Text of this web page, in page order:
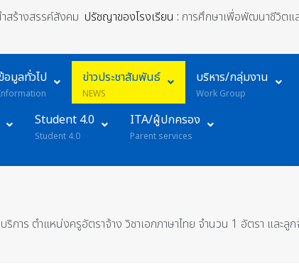
สร้างสรรค์สังคม ปรัชญาของโรงเรียน : การศึกษาเพื่อพัฒนาชีวิตแ
อมูลทั่วไป ข่าวประชาสัมพันธ์
NEWS
บริหาร/กลุ่มงาน
Work Group
Student 4.0
Student 4.0
ITA/ผู้ปกครอง
Parent services
การ ตำแหน่งครูอัตราจ้าง วิชาเอกภาษาไทย จำนวน 1 อัตรา และ